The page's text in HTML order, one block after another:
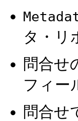
タ・リ
問合せ
フィー
問合せ